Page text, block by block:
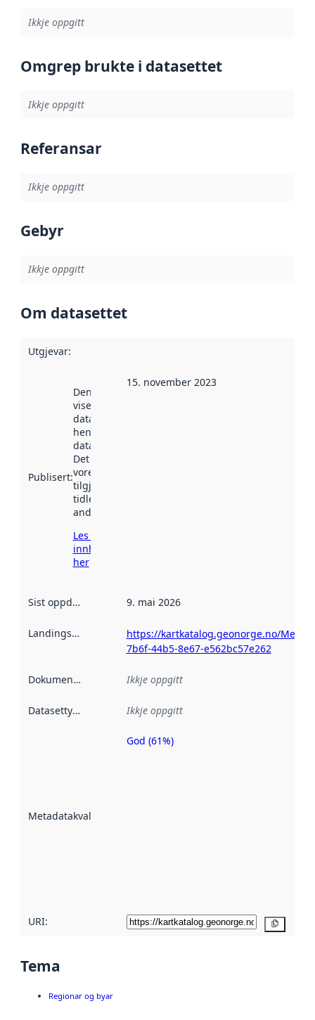
Ikkje oppgitt
Omgrep brukte i datasettet
Ikkje oppgitt
Referansar
Ikkje oppgitt
Gebyr
Ikkje oppgitt
Om datasettet
Utgjevar:
Publisert:
Denne datoen
viser når
datasettet vart
henta inn av
data.norge.no.
Det kan ha
vore
tilgjengeleg
tidlegare
andre stader.
Les meir om
innhenting
her
15. november 2023
Sist oppdatert 9. mai 2026
Landingsside
https://kartkatalog.geonorge.no/
7b6f-44b5-8e67-e562bc57e262
Dokumentasjon Ikkje oppgitt
Datasettype Ikkje oppgitt
Metadatakvalitet
Metadatakvalitet
God (61%)
URI:
Tema
Regionar og byar